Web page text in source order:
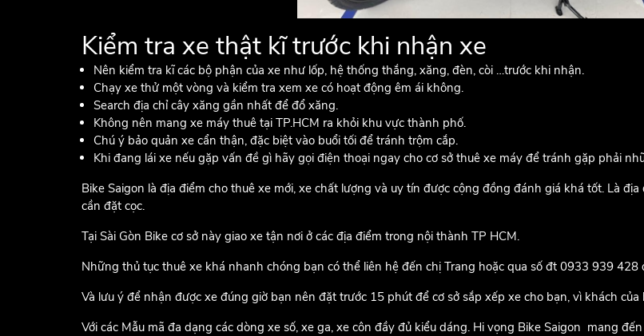
Kiểm tra xe thật kĩ trước khi nhận xe
Nên kiểm tra kĩ các bộ phận của xe như lốp, hệ thống thắng, xăng, đèn, còi …trước khi nhận.
Chạy xe thử một vòng và kiểm tra xem xe có hoạt động êm ái không.
Search địa chỉ cây xăng gần nhất để đổ xăng.
Không nên mang xe máy thuê tại TP.HCM ra khỏi khu vực thành phố.
Chú ý bảo quản xe cẩn thận, đặc biệt vào buổi tối để tránh trộm cắp.
Khi đang lái xe nếu gặp vấn đề gì hãy gọi điện thoại ngay cho cơ sở thuê xe máy để tránh gặp phải
Bike Saigon là địa điểm cho thuê xe mới, xe chất lượng và uy tín được cộng đồng đánh giá khá tốt. Là
cần đặt cọc.
Tại Sài Gòn Bike cơ sở này giao xe tận nơi ở các địa điểm trong nội thành TP HCM.
Những thủ tục thuê xe khá nhanh chóng bạn có thể liên hệ đến chị Trang hoặc qua số đt 0933 939 428
Và lưu ý để nhận được xe đúng giờ bạn nên đặt trước 15 phút để cơ sở sắp xếp xe cho bạn, vì khách
Với các Mẫu mã đa dạng các dòng xe số, xe ga, xe côn đầy đủ kiểu dáng. Hi vọng Bike Saigon mang